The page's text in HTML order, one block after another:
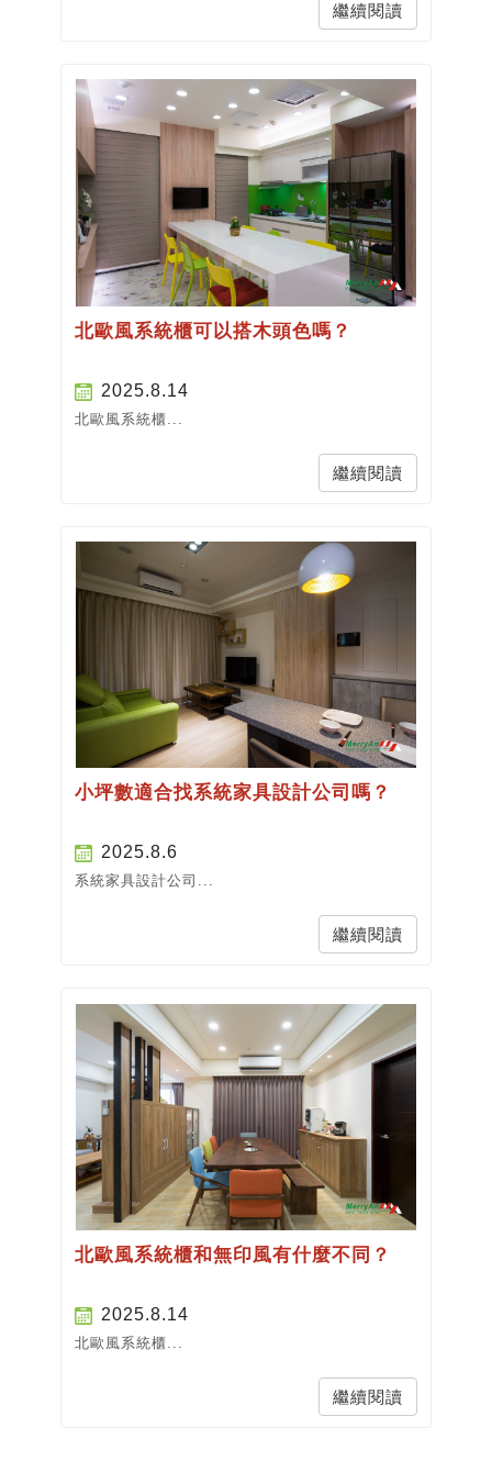
繼續閱讀
北歐風系統櫃可以搭木頭色嗎？
2025.8.14
北歐風系統櫃...
繼續閱讀
小坪數適合找系統家具設計公司嗎？
2025.8.6
系統家具設計公司...
繼續閱讀
北歐風系統櫃和無印風有什麼不同？
2025.8.14
北歐風系統櫃...
繼續閱讀